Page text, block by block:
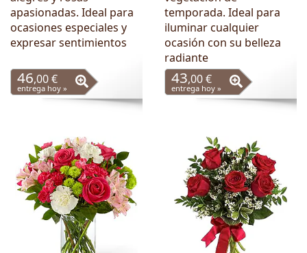
apasionadas. Ideal para
ocasiones especiales y
expresar sentimientos
46,00 €
entrega hoy »
temporada. Ideal para
iluminar cualquier
ocasión con su belleza
radiante
43,00 €
entrega hoy »